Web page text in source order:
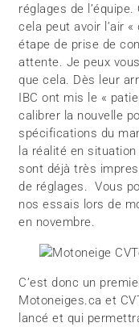
réglages de
cela peut avoir l’air «
étape de prise de
attente. Je peux
que cela. Dès leur
IBC ont mis le «
calibrer la nouvelle
spécifications du
la réalité en
sont déjà très
de réglages. Vous
nos essais lors de
en novembre.
C’est donc un
Motoneiges.ca et
lancé et qui